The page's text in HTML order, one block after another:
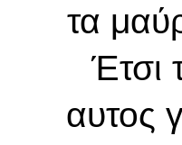
τα
Έτσι
αυτος